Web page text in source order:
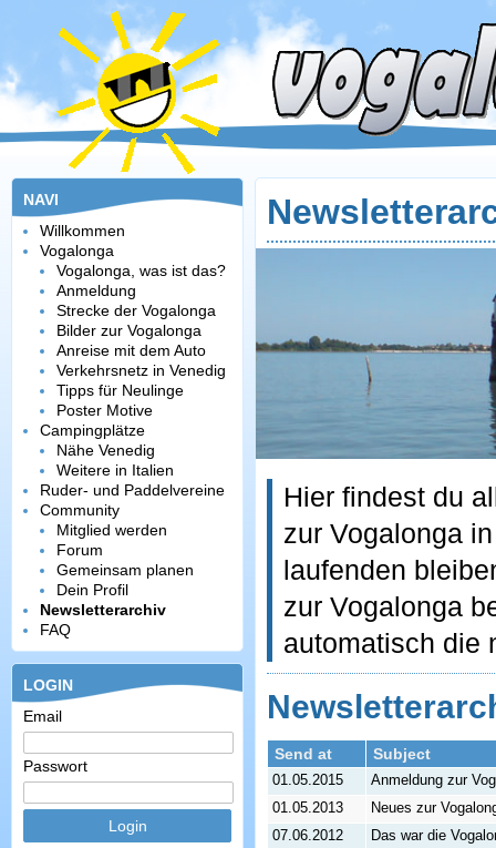
NAVI
Willkommen
Vogalonga
Vogalonga, was ist das?
Anmeldung
Strecke der Vogalonga
Bilder zur Vogalonga
Anreise mit dem Auto
Verkehrsnetz in Venedig
Tipps für Neulinge
Poster Motive
Campingplätze
Nähe Venedig
Weitere in Italien
Ruder- und Paddelvereine
Community
Mitglied werden
Forum
Gemeinsam planen
Dein Profil
Newsletterarchiv
FAQ
LOGIN
Email
Passwort
Hier findest du
zur Vogalonga
laufenden
zur Vogalonga
automatisch die
Send at Subject
01.05.2015
Anmeldung zur
01.05.2013
Neues zur
07.06.2012
Das war die